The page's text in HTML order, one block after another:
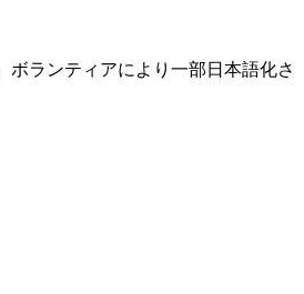
ランティアにより一部日本語化さ